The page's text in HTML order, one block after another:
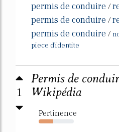
permis de conduire /
permis de conduire /
permis de conduire /
piece d'identite
1
Permis de
Wikipédia
Pertinence
42%